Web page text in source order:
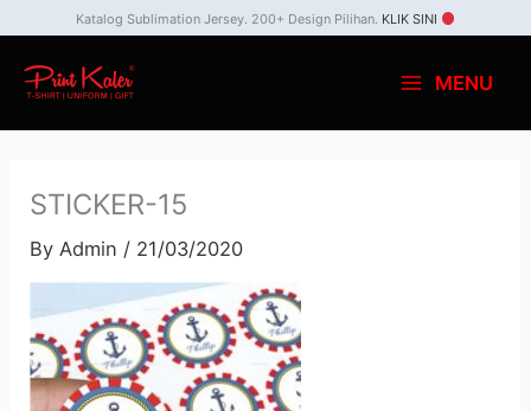
content
Katalog Sublimation Jersey. 200+ Design Pilihan. KLIK SINI
MENU
STICKER-15
ByAdmin / 21/03/2020